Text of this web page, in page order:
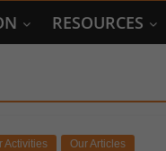
RESOURCES
Activities Our Articles